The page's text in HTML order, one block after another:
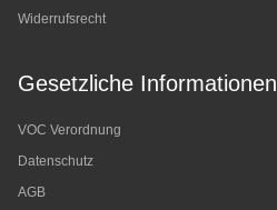
Widerrufsrecht
Gesetzliche Informationen
VOC Verordnung
Datenschutz
AGB